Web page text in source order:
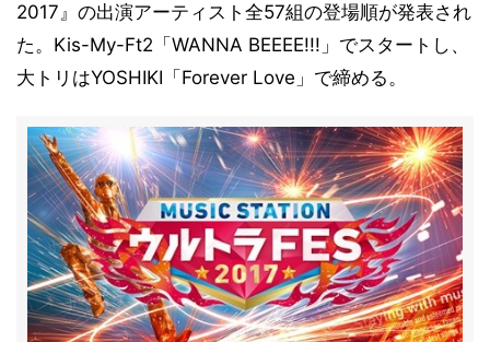
2017』の出演アーティスト全57組の登場順が発表され
た。Kis-My-Ft2「WANNA BEEEE!!!」でスタートし、
大トリはYOSHIKI「Forever Love」で締める。